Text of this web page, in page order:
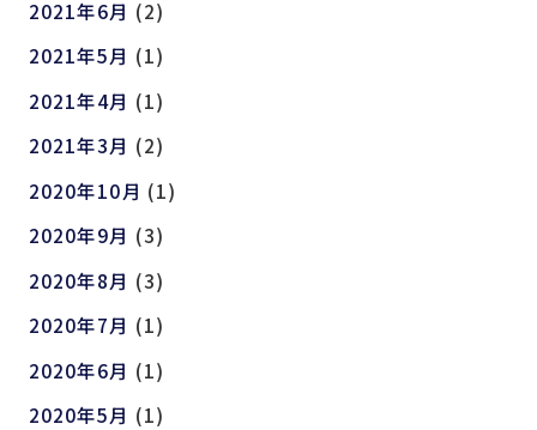
2021年6月 (2)
2021年5月 (1)
2021年4月 (1)
2021年3月 (2)
2020年10月 (1)
2020年9月 (3)
2020年8月 (3)
2020年7月 (1)
2020年6月 (1)
2020年5月 (1)